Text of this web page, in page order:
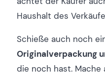
Haushalt des
Schieße auch noch
Originalverpackung
die noch hast. Mache